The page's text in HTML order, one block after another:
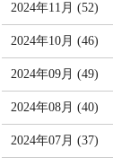
2024年11月 (52)
2024年10月 (46)
2024年09月 (49)
2024年08月 (40)
2024年07月 (37)